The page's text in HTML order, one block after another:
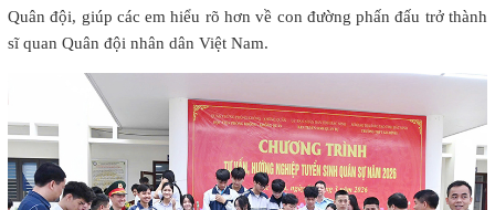
Quân đội, giúp các em hiểu rõ hơn về con đường phấn đấu trở thành
sĩ quan Quân đội nhân dân Việt Nam.